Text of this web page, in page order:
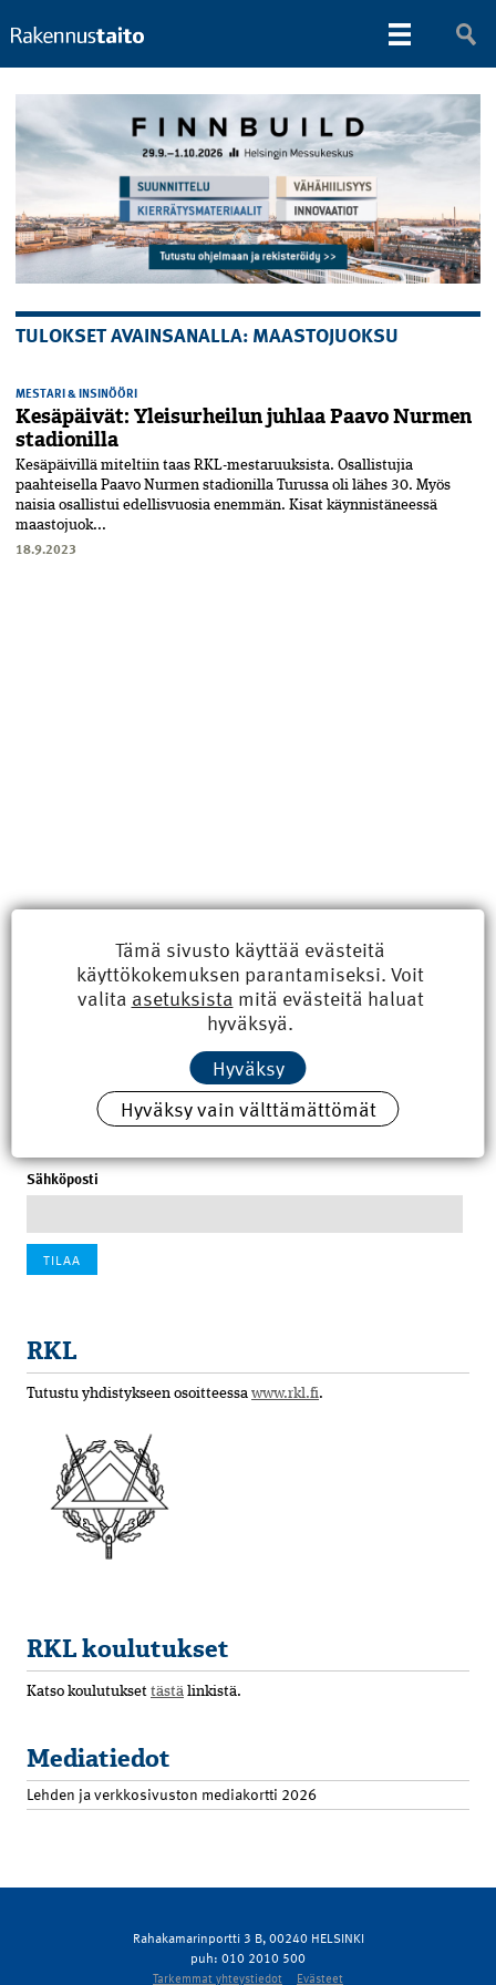
TULOKSET AVAINSANALLA: MAASTOJUOKSU
MESTARI & INSINÖÖRI
Kesäpäivät: Yleisurheilun juhlaa Paavo Nurmen
stadionilla
Kesäpäivillä miteltiin taas RKL-mestaruuksista. Osallistujia
paahteisella Paavo Nurmen stadionilla Turussa oli lähes 30. Myös
naisia osallistui edellisvuosia enemmän. Kisat käynnistäneessä
maasto­juok...
18.9.2023
Uusimmat
Kyberisku kiinteistötietoihin haittaisi energiarakentamista
8.6.2026 15:21
100 vuotta sitten: Rajajoen uusi rautatiesilta
Tilaa uutiskirje
Sähköposti
RKL
Tutustu yhdistykseen osoitteessa www.rkl.fi.
RKL koulutukset
Katso koulutukset tästä linkistä.
Mediatiedot
Lehden ja verkkosivuston mediakortti 2026
Rahakamarinportti 3 B, 00240 HELSINKI
puh: 010 2010 500
Tarkemmat yhteystiedot Evästeet
Tämä sivusto käyttää evästeitä
käyttökokemuksen parantamiseksi. Voit
valita asetuksista mitä evästeitä haluat
hyväksyä.
Hyväksy
Hyväksy vain välttämättömät